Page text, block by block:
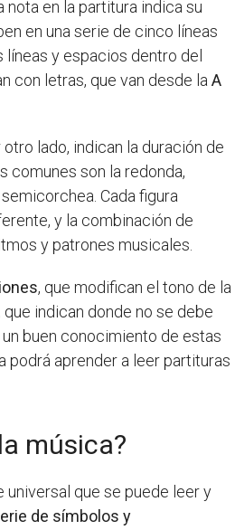
nota en la partitura indica su
en una serie de cinco líneas
líneas y espacios dentro del
con letras, que van desde la A
otro lado, indican la duración de
comunes son la redonda,
Cada figura
y la combinación de
y patrones musicales.
, que modifican el tono de la
que indican donde no se debe
buen conocimiento de estas
podrá aprender a leer partituras
música?
universal que se puede leer y
de símbolos y